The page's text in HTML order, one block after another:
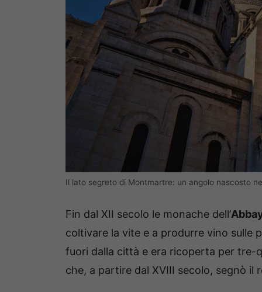
Il lato segreto di Montmartre: un angolo nascosto
Fin dal XII secolo le monache dell’
coltivare la vite e a produrre vino sulle
fuori dalla città e era ricoperta per tre-
che, a partire dal XVIII secolo, segnò il